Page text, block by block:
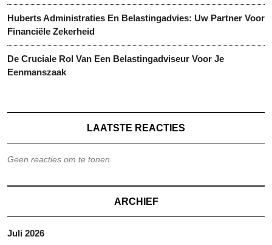
Huberts Administraties En Belastingadvies: Uw Partner Voor
Financiële Zekerheid
De Cruciale Rol Van Een Belastingadviseur Voor Je
Eenmanszaak
LAATSTE REACTIES
Geen reacties om te tonen.
ARCHIEF
Juli 2026